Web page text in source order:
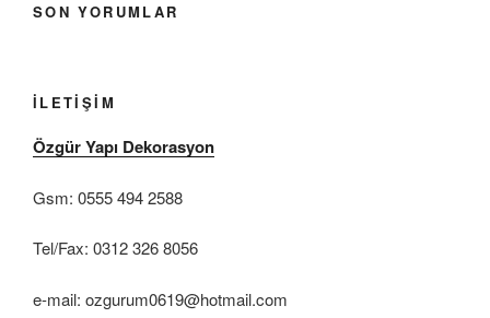
SON YORUMLAR
İLETIŞIM
Özgür Yapı Dekorasyon
Gsm: 0555 494 2588
Tel/Fax: 0312 326 8056
e-mail: ozgurum0619@hotmail.com